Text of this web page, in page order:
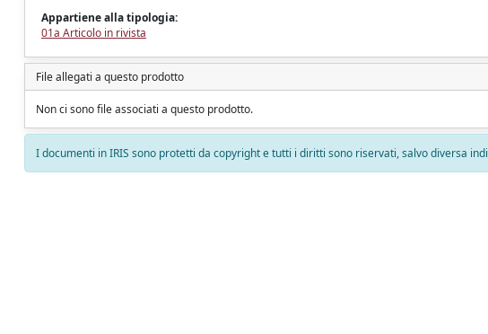
Appartiene alla tipologia:
01a Articolo in rivista
File allegati a questo prodotto
Non ci sono file associati a questo prodotto.
I documenti in IRIS sono protetti da copyright e tutti i diritti sono riservati, salvo diversa